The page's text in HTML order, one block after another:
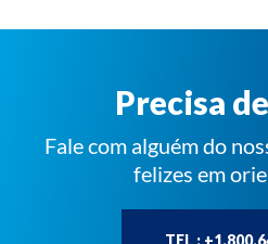
Precisa
Fale com alguém do
felizes em
TEL :